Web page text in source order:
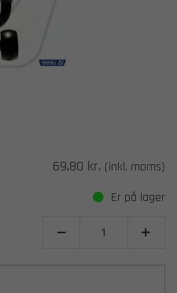
69,80 kr. (inkl. moms)
Er på lager
 